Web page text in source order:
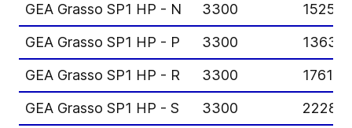
GEA Grasso SP1 HP - N
3300
1525
GEA Grasso SP1 HP - P
3300
1363
GEA Grasso SP1 HP - R
3300
1761
GEA Grasso SP1 HP - S
3300
2228